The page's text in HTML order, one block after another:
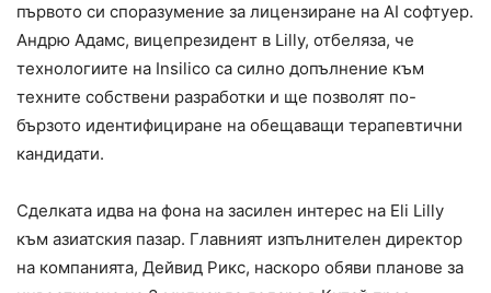
първото си споразумение за лицензиране на AI софтуер.
Андрю Адамс, вицепрезидент в Lilly, отбеляза, че
технологиите на Insilico са силно допълнение към
техните собствени разработки и ще позволят по-
бързото идентифициране на обещаващи терапевтични
кандидати.
Сделката идва на фона на засилен интерес на Eli Lilly
към азиатския пазар. Главният изпълнителен директор
на компанията, Дейвид Рикс, наскоро обяви планове за